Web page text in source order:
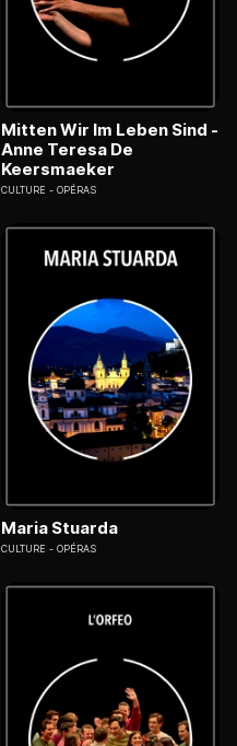
Mitten Wir Im Leben Sind -
Anne Teresa De
Keersmaeker
CULTURE OPÉRAS
Maria Stuarda
CULTURE OPÉRAS